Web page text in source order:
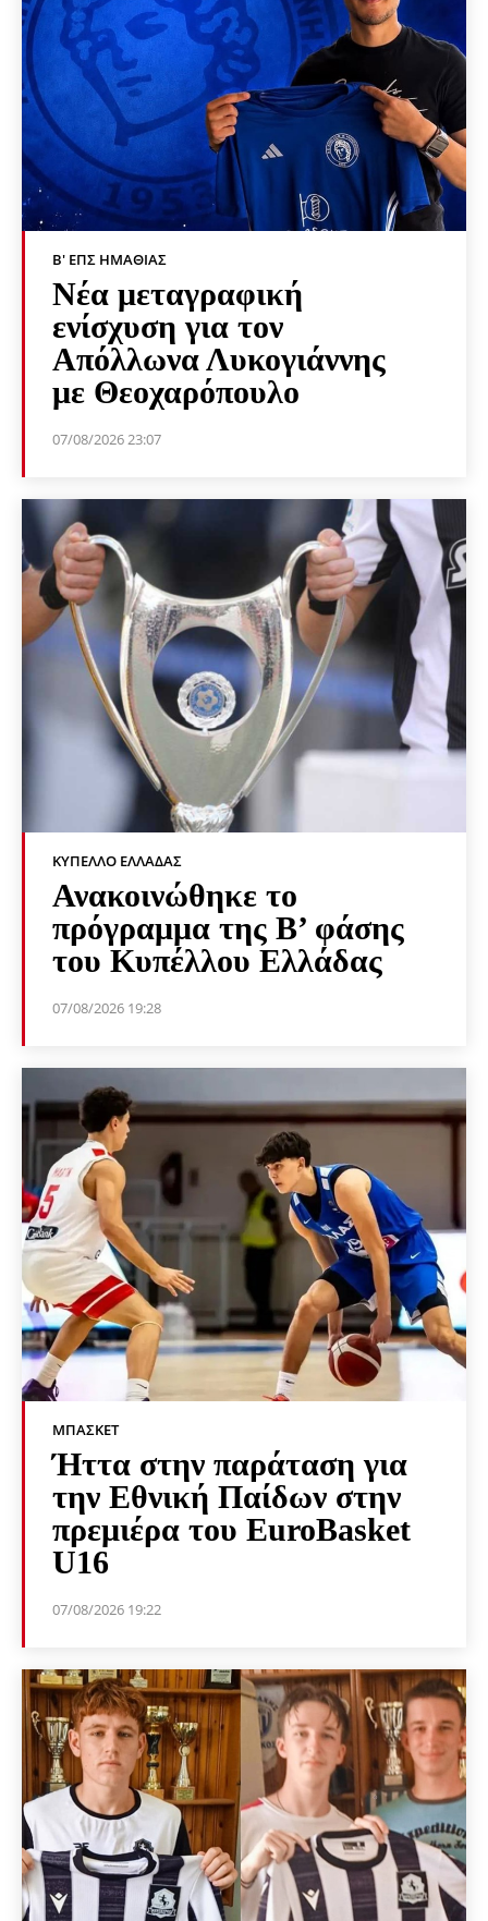
Β' ΕΠΣ ΗΜΑΘΊΑΣ
Νέα μεταγραφική
ενίσχυση για τον
Απόλλωνα Λυκογιάννης
με Θεοχαρόπουλο
07/08/2026 23:07
ΚΎΠΕΛΛΟ ΕΛΛΆΔΑΣ
Ανακοινώθηκε το
πρόγραμμα της Β’ φάσης
του Κυπέλλου Ελλάδας
07/08/2026 19:28
ΜΠΆΣΚΕΤ
Ήττα στην παράταση για
την Εθνική Παίδων στην
πρεμιέρα του EuroBasket
U16
07/08/2026 19:22